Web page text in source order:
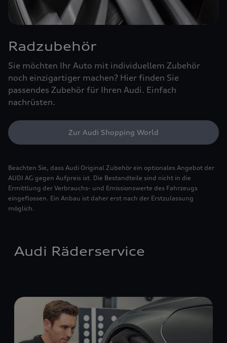
Radzubehör
Sie möchten Ihr Auto mit individuellem Zubehör
noch einzigartiger machen? Hier finden Sie
passendes Zubehör für Ihren Audi. Einfach
nachrüsten.
Zur Audi Shopping World
Beachten Sie, dass Audi Original Zubehör ein optionales Angebot der
AUDI AG gegen Aufpreis ist. Die Bestandteile sind nicht in die
Ermittlung der Verbrauchs- und Emissionswerte des Fahrzeugs
eingeflossen. Ein Anbau ist daher erst nach der Erstzulassung
möglich.
Audi Räderservice